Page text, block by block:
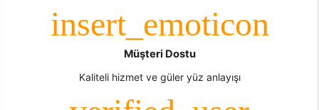
Müşteri Dostu
Kaliteli hizmet ve güler yüz anlayışı